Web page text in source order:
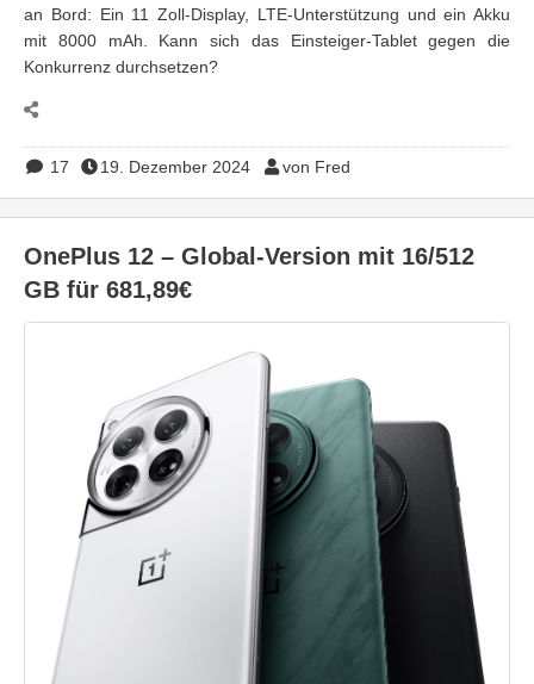
an Bord: Ein 11 Zoll-Display, LTE-Unterstützung und ein Akku
mit 8000 mAh. Kann sich das Einsteiger-Tablet gegen die
Konkurrenz durchsetzen?
17 19. Dezember 2024 von Fred
OnePlus 12 – Global-Version mit 16/512
GB für 681,89€